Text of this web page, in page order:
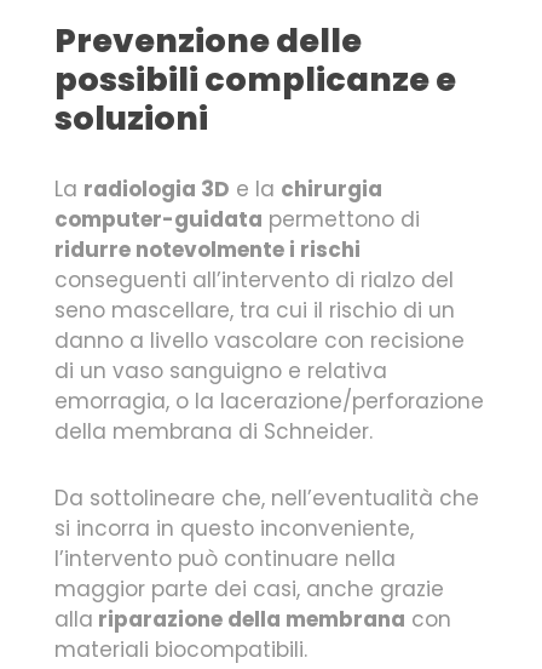
Prevenzione delle
possibili complicanze e
soluzioni
La radiologia 3D e la chirurgia
computer-guidata permettono di
ridurre notevolmente i rischi
conseguenti all’intervento di rialzo del
seno mascellare, tra cui il rischio di un
danno a livello vascolare con recisione
di un vaso sanguigno e relativa
emorragia, o la lacerazione/perforazione
della membrana di Schneider.
Da sottolineare che, nell’eventualità che
si incorra in questo inconveniente,
l’intervento può continuare nella
maggior parte dei casi, anche grazie
alla riparazione della membrana con
materiali biocompatibili.